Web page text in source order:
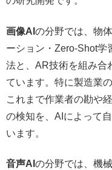
画像AI の分野では、物
ーション・Zero-Shot学
法と、AR技術を組み合
ています。特に製造業
これまで作業者の勘や
の検知を、AIによって
います。
音声AI の分野では、機